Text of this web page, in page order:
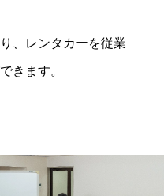
、レンタカーを従業
きます。